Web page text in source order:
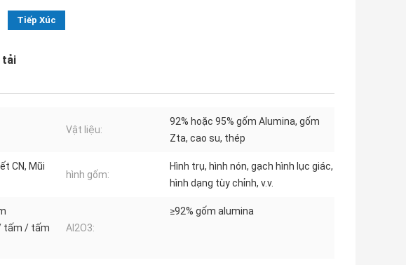
Tiếp Xúc
tải
Vật liệu:
92% hoặc 95% gốm Alumina, gốm
Zta, cao su, thép
CN, Mũi
hình gốm:
Hình trụ, hình nón, gạch hình lục giác,
hình dạng tùy chỉnh, v.v.
tấm / tấm
AI2O3:
≥92% gốm alumina